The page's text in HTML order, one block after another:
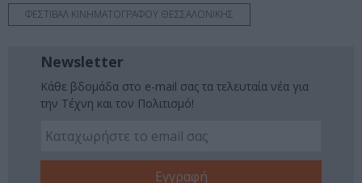
ΦΕΣΤΙΒΑΛ ΚΙΝΗΜΑΤΟΓΡΑΦΟΥ ΘΕΣΣΑΛΟΝΙΚΗΣ
Newsletter
Κάθε βδομάδα στο e-mail σας τα τελευταία νέα για
την Τέχνη και τον Πολιτισμό!